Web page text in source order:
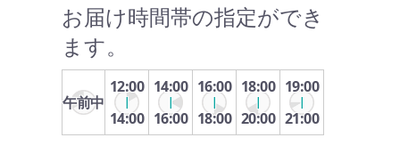
お届け時間帯の指定ができ
ます。
午前中
12:00
14:00
14:00
16:00
16:00
18:00
18:00
20:00
19:00
21:00